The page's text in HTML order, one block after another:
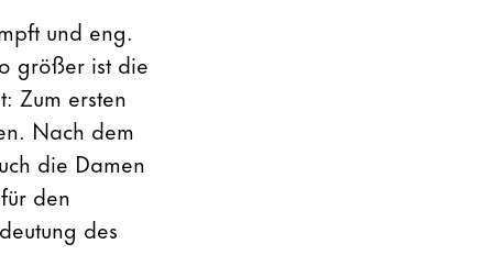
und eng.
größer ist die
Zum ersten
Nach dem
die Damen
den
des